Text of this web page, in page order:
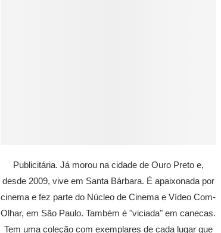
Publicitária. Já morou na cidade de Ouro Preto e,
desde 2009, vive em Santa Bárbara. É apaixonada por
cinema e fez parte do Núcleo de Cinema e Vídeo Com-
Olhar, em São Paulo. Também é "viciada" em canecas.
Tem uma coleção com exemplares de cada lugar que